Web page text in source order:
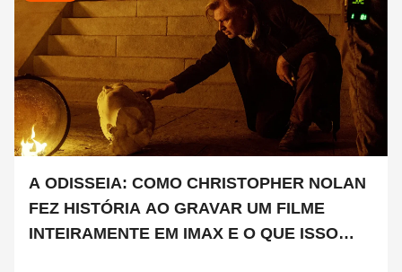
A ODISSEIA: COMO CHRISTOPHER NOLAN
FEZ HISTÓRIA AO GRAVAR UM FILME
INTEIRAMENTE EM IMAX E O QUE ISSO